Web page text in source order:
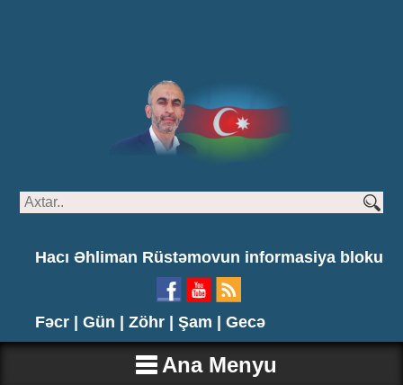
Hacı Əhliman Rüstəmovun informasiya bloku
Fəcr | Gün | Zöhr | Şam | Gecə
Ana Menyu